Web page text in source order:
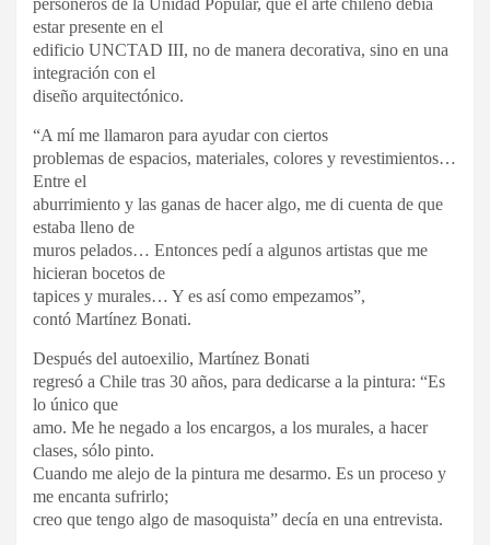
personeros de la Unidad Popular, que el arte chileno debía
estar presente en el
edificio UNCTAD III, no de manera decorativa, sino en una
integración con el
diseño arquitectónico.
“A mí me llamaron para ayudar con ciertos
problemas de espacios, materiales, colores y revestimientos…
Entre el
aburrimiento y las ganas de hacer algo, me di cuenta de que
estaba lleno de
muros pelados… Entonces pedí a algunos artistas que me
hicieran bocetos de
tapices y murales… Y es así como empezamos”,
contó Martínez Bonati.
Después del autoexilio, Martínez Bonati
regresó a Chile tras 30 años, para dedicarse a la pintura: “Es
lo único que
amo. Me he negado a los encargos, a los murales, a hacer
clases, sólo pinto.
Cuando me alejo de la pintura me desarmo. Es un proceso y
me encanta sufrirlo;
creo que tengo algo de masoquista” decía en una entrevista.